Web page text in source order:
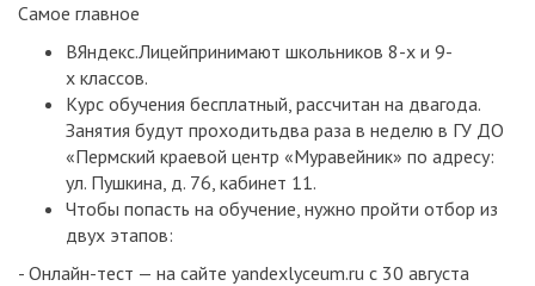
Самое главное
ВЯндекс.Лицейпринимают школьников 8-х и 9-
х классов.
Курс обучения бесплатный, рассчитан на двагода.
Занятия будут проходитьдва раза в неделю в ГУ ДО
«Пермский краевой центр «Муравейник» по адресу:
ул. Пушкина, д. 76, кабинет 11.
Чтобы попасть на обучение, нужно пройти отбор из
двух этапов:
- Онлайн-тест — на сайте yandexlyceum.ru с 30 августа